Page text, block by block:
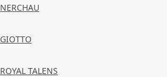
NERCHAU
GIOTTO
ROYAL TALENS